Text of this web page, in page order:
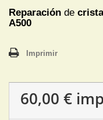
Reparación de
A500
Imprimir
60,00 €